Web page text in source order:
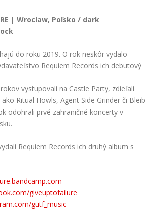
| Wroclaw, Poľsko / dark
do roku 2019. O rok neskôr vydalo
Requiem Records ich debutový
vystupovali na Castle Party, zdieľali
Ritual Howls, Agent Side Grinder či Bleib
odohrali prvé zahraničné koncerty v
Requiem Records ich druhý album s
giveuptofailure
gutf_music